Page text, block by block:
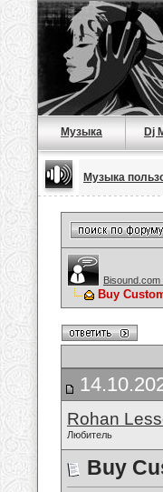
Музыка Dj
Музыка
Buy
Rohan
Любитель
Buy